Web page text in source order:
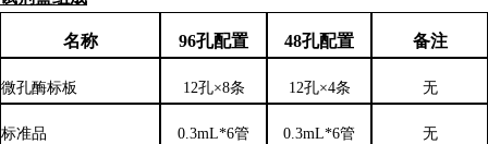
名称 96孔配置 48孔配置 备注
微孔酶标板 12孔×8条 12孔×4条 无
标准品 0.3mL*6管 0.3mL*6管 无